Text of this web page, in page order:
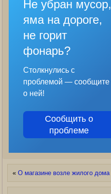
Не убран мусор,
яма на дороге,
не горит
фонарь?
Столкнулись с
проблемой — сообщите
о ней!
Сообщить о
проблеме
«О магазине возле жилого дома